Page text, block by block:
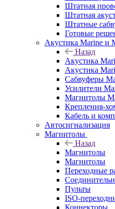
Штатная
Штатная
Штатные
Готовые
Акустика Marine и
Назад
Акустика
Акустика
Сабвуферы
Усилители
Магнитолы
Крепления-
Кабель и
Автосигнализация
Магнитолы
Назад
Магнитолы
Магнитолы
Переходные
Пульты
ISO-
Коннекторы